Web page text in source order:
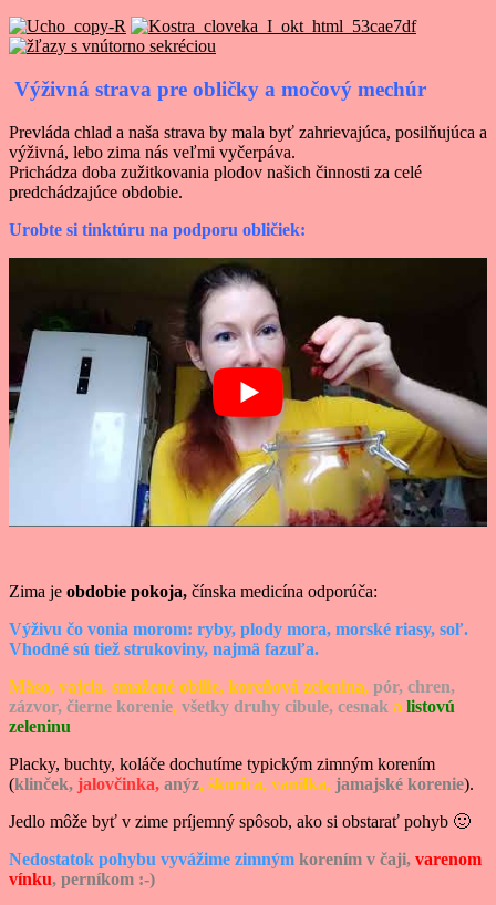
Výživná strava pre obličky a močový mechúr
Prevláda chlad a naša strava by mala byť zahrievajúca, posilňujúca a
výživná, lebo zima nás veľmi vyčerpáva.
Prichádza doba zužitkovania plodov našich činnosti za celé
predchádzajúce obdobie.
Urobte si tinktúru na podporu obličiek:
Zima je obdobie pokoja, čínska medicína odporúča:
Výživu čo vonia morom: ryby, plody mora, morské riasy, soľ.
Vhodné sú tiež strukoviny, najmä fazuľa.
Mäso, vajcia, smažené obilie, koreňová zelenina, pór, chren,
zázvor, čierne korenie, všetky druhy cibule, cesnak a listovú
zeleninu
Placky, buchty, koláče dochutíme typickým zimným korením
(klinček, jalovčinka, anýz, škorica, vanilka, jamajské korenie).
Jedlo môže byť v zime príjemný spôsob, ako si obstarať pohyb 🙂
Nedostatok pohybu vyvážime zimným korením v čaji, varenom
vínku, perníkom :-)